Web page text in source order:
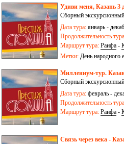
Удиви меня, Казань 3
Сборный экскурсионный
Дата тура: январь -
Продолжительность
Маршрут тура: Раифа -
Метки: День народного
Миллениум-тур.
Сборный
Дата тура: февраль -
Продолжительность
Маршрут тура: Раифа -
Связь через века -